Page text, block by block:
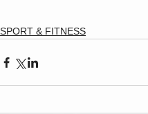
SPORT & FITNESS